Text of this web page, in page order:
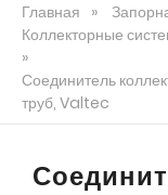
Главная »
Коллекторные
»
Соединитель
труб, Valtec